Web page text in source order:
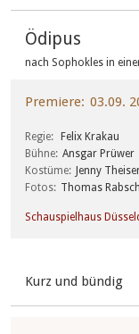
Ödipus
nach Sophokles in
Premiere 03.09.
Regie
Felix Krakau
Bühne Ansgar Prüwer
Kostüme
Jenny
Fotos
Thomas Rabsch
Schauspielhaus
Kurz und bündig